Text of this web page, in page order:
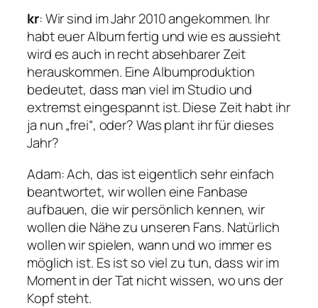
kr: Wir sind im Jahr 2010 angekommen. Ihr
habt euer Album fertig und wie es aussieht
wird es auch in recht absehbarer Zeit
herauskommen. Eine Albumproduktion
bedeutet, dass man viel im Studio und
extremst eingespannt ist. Diese Zeit habt ihr
ja nun „frei“, oder? Was plant ihr für dieses
Jahr?
Adam: Ach, das ist eigentlich sehr einfach
beantwortet, wir wollen eine Fanbase
aufbauen, die wir persönlich kennen, wir
wollen die Nähe zu unseren Fans. Natürlich
wollen wir spielen, wann und wo immer es
möglich ist. Es ist so viel zu tun, dass wir im
Moment in der Tat nicht wissen, wo uns der
Kopf steht.